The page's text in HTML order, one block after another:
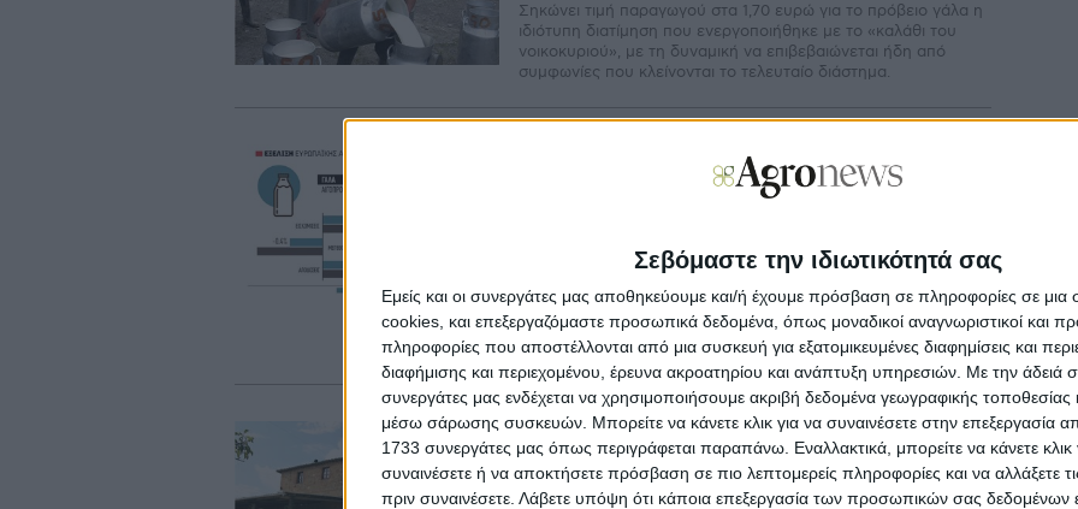
Σεβόμαστε την ιδιωτικότητά σας
Εμείς και οι συνεργάτες μας αποθηκεύουμε και/ή έχουμε πρόσβαση σε πληροφορίες σε
cookies, και επεξεργαζόμαστε προσωπικά δεδομένα, όπως μοναδικοί αναγνωριστικοί και
πληροφορίες που αποστέλλονται από μια συσκευή για εξατομικευμένες διαφημίσεις και
διαφήμισης και περιεχομένου, έρευνα ακροατηρίου και ανάπτυξη υπηρεσιών. Με την άδειά
συνεργάτες μας ενδέχεται να χρησιμοποιήσουμε ακριβή δεδομένα γεωγραφικής τοποθεσίας
μέσω σάρωσης συσκευών. Μπορείτε να κάνετε κλικ για να συναινέσετε στην επεξεργασία
1733 συνεργάτες μας όπως περιγράφεται παραπάνω. Εναλλακτικά, μπορείτε να κάνετε κλικ
συναινέσετε ή να αποκτήσετε πρόσβαση σε πιο λεπτομερείς πληροφορίες και να αλλάξετε
πριν συναινέσετε. Λάβετε υπόψη ότι κάποια επεξεργασία των προσωπικών σας δεδομένων
Σηκώνει τιµή παραγωγού στα 1,70 ευρώ για το πρόβειο γάλα η
ιδιότυπη διατίµηση που ενεργοποιήθηκε µε το «καλάθι του
νοικοκυριού», µε τη δυναµική να επιβεβαιώνεται ήδη από
συµφωνίες που κλείνονται το τελευταίο διάστηµα.
Η βελτίωση της τιμής της Φέτας εγγύηση για
Σε αναζήτηση νέας σταθεράς κινείται αυτό τον καιρό η αγορά
στο αιγοπρόβειο γάλα, µετά από ένα διάστηµα έντονης
ζήτησης του προϊόντος, κυρίως ως αποτέλεσµα της
εξάντλησης των αποθεµάτων φέτας από τις τυροκοµικές
επιχειρήσεις που δραστηριοποιούνται κατά βάση στην εγχώρια
αγορά.
WineTrails 16.08.20 - 01:43
Εμπειρία Τοσκάνης υπόσχονται οι
αμπελώνες στη Βόρεια Ελλάδα